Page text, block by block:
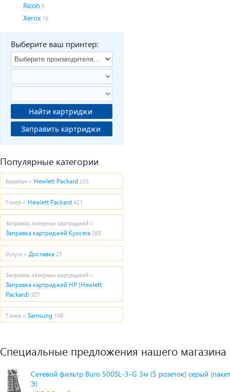
Ricoh 5
Xerox 19
Выберите ваш принтер:
Найти картриджи
Заправить картриджи
Популярные категории
Барабан » Hewlett Packard 203
Тонер » Hewlett Packard 421
Заправка лазерных картриджей »
Заправка картриджей Kyocera 265
Услуги » Доставка 25
Заправка лазерных картриджей »
Заправка картриджей HP (Hewlett
Packard) 327
Тонер » Samsung 108
Специальные предложения нашего магазина
Сетевой фильтр Buro 500SL-3-G 3м (5 розеток) серый
Э)